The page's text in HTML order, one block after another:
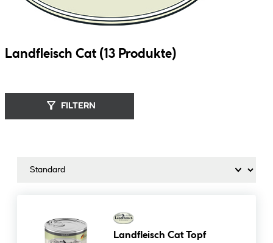
Landfleisch Cat (13 Produkte)
FILTERN
Landfleisch Cat Topf